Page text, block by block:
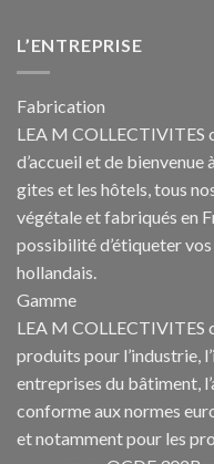
L’ENTREPRISE
Fabrication
LEA M
d’accueil et de
gites et les hôtels, tous
végétale et fabriqués en
possibilité d’étiqueter
hollandais.
Gamme
LEA M COLLECTIVITES
produits pour l’industrie,
entreprises du bâtiment,
conforme aux normes
et notamment pour les